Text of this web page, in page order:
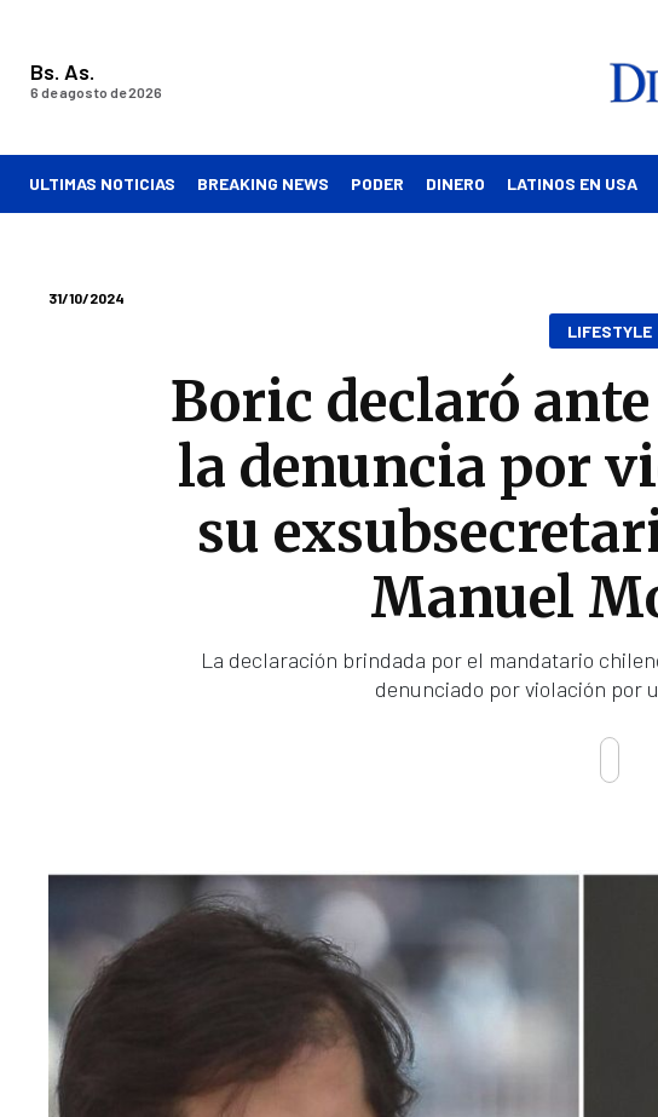
Bs. As.
6 de agosto de 2026
ULTIMAS NOTICIAS BREAKING NEWS PODER DINERO LATINOS EN USA
31/10/2024
LIFESTYLE
Boric declaró
la denuncia por
su
Manuel
La declaración brindada por el mandatario
denunciado por violación por